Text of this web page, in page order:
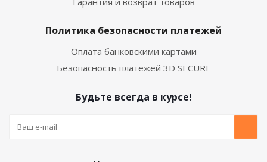
Политика безопасности платежей
Оплата банковскими картами
Безопасность платежей 3D SECURE
Будьте всегда в курсе!